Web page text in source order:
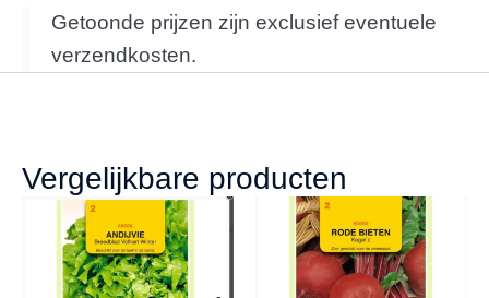
Getoonde prijzen zijn exclusief eventuele
verzendkosten.
Vergelijkbare producten